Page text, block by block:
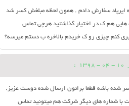
من ۳روز پیش یه ایرپاد سفارش دادم . همون لحظه مبلغش کسر شد
هایی هم ک در اختیار گذاشتید هرچی تماس
کنم چیزی رو ک خریدم بالاخره ب دستم میرسه؟
10 - 04 - 1398
:
شده باشه قطعا براتون ارسال شده دوست عزیز.
با شماره های دیگر شرکت هم میتونید تماس